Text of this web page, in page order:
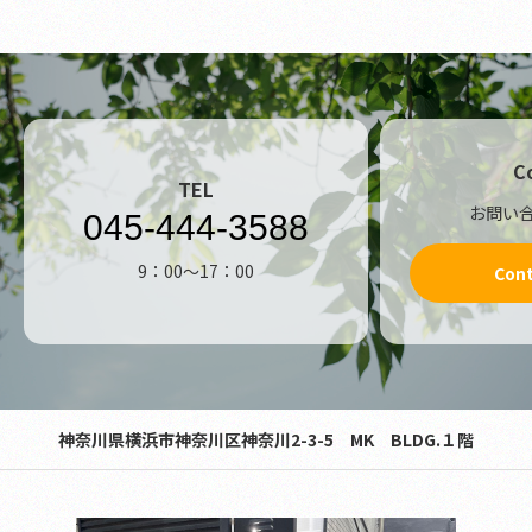
TEL
045-444-3588
9：00～17：00
お問い
神奈川県横浜市神奈川区神奈川2-3-5 MK BLDG.１階